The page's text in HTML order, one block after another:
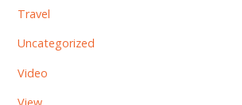
Travel
Uncategorized
Video